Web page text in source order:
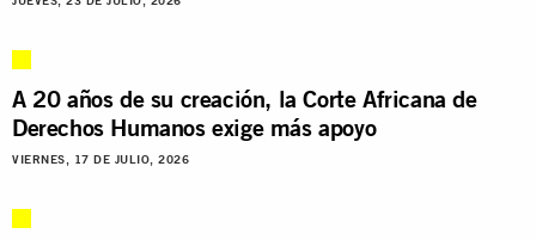
A 20 años de su creación, la Corte Africana de
Derechos Humanos exige más apoyo
VIERNES, 17 DE JULIO, 2026